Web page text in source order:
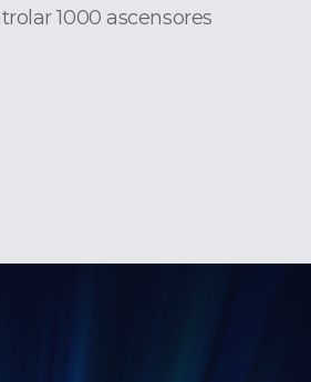
1000 ascensores